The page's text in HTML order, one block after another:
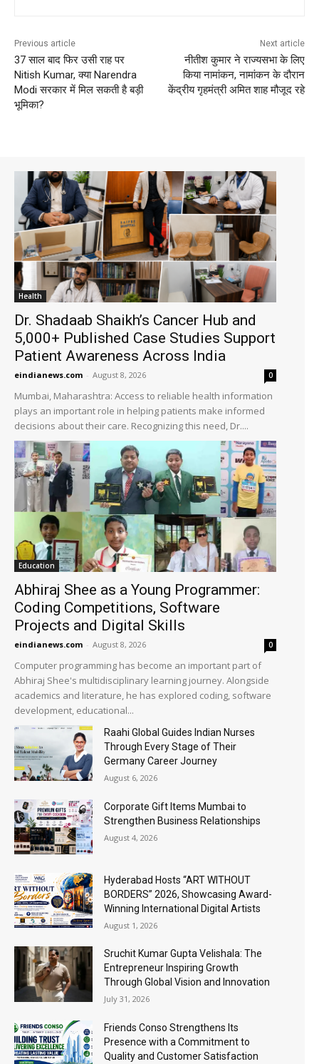
Previous article
37 साल बाद फिर उसी राह पर
Nitish Kumar, क्या Narendra
Modi सरकार में मिल सकती है बड़ी
भूमिका?
Next article
नीतीश कुमार ने राज्यसभा के लिए
किया नामांकन, नामांकन के दौरान
केंद्रीय गृहमंत्री अमित शाह मौजूद रहे
Health
Dr. Shadaab Shaikh’s Cancer Hub and
5,000+ Published Case Studies Support
Patient Awareness Across India
eindianews.com - August 8, 2026 0
Mumbai, Maharashtra: Access to reliable health information
plays an important role in helping patients make informed
decisions about their care. Recognizing this need, Dr....
Education
Abhiraj Shee as a Young Programmer:
Coding Competitions, Software
Projects and Digital Skills
eindianews.com - August 8, 2026 0
Computer programming has become an important part of
Abhiraj Shee's multidisciplinary learning journey. Alongside
academics and literature, he has explored coding, software
development, educational...
Raahi Global Guides Indian Nurses
Through Every Stage of Their
Germany Career Journey
August 6, 2026
Corporate Gift Items Mumbai to
Strengthen Business Relationships
August 4, 2026
Hyderabad Hosts “ART WITHOUT
BORDERS” 2026, Showcasing Award-
Winning International Digital Artists
August 1, 2026
Sruchit Kumar Gupta Velishala: The
Entrepreneur Inspiring Growth
Through Global Vision and Innovation
July 31, 2026
Friends Conso Strengthens Its
Presence with a Commitment to
Quality and Customer Satisfaction